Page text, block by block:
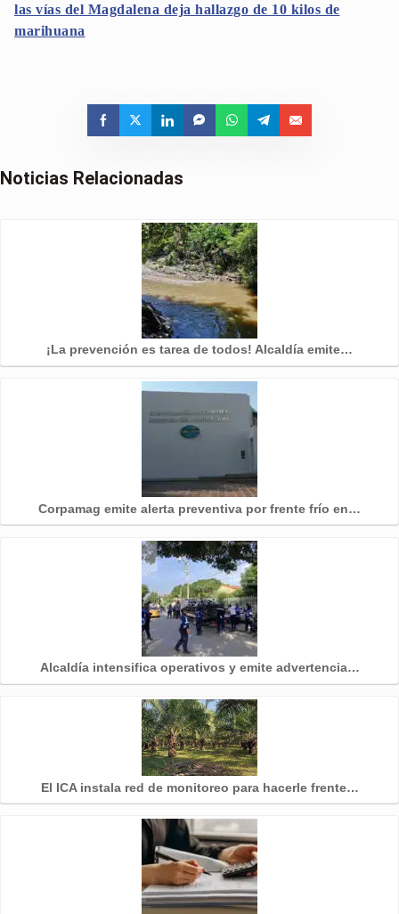
las vías del Magdalena deja hallazgo de 10 kilos de
marihuana
Noticias Relacionadas
¡La prevención es tarea de todos! Alcaldía emite…
Corpamag emite alerta preventiva por frente frío en…
Alcaldía intensifica operativos y emite advertencia…
El ICA instala red de monitoreo para hacerle frente…